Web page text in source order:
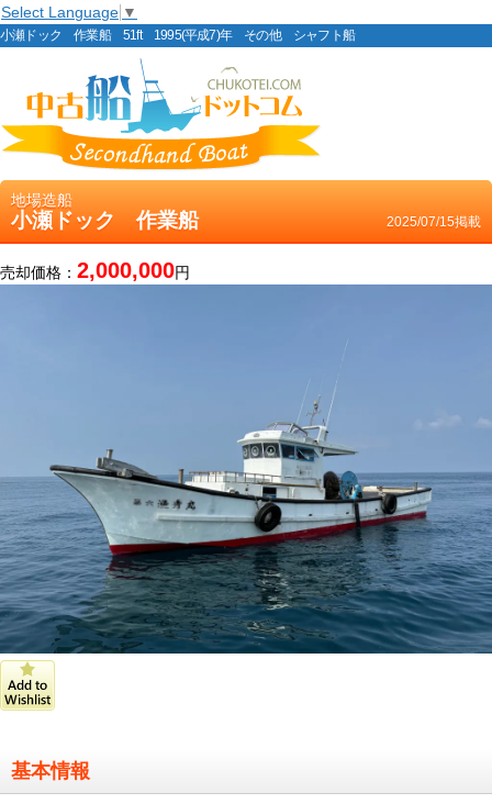
Select Language ▼
小瀬ドック 作業船 51ft 1995(平成7)年 その他 シャフト船
地場造船
小瀬ドック 作業船 2025/07/15掲載
売却価格： 2,000,000円
基本情報